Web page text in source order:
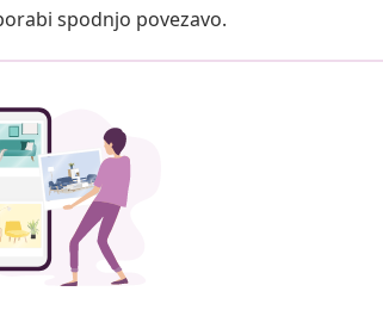
spodnjo povezavo.